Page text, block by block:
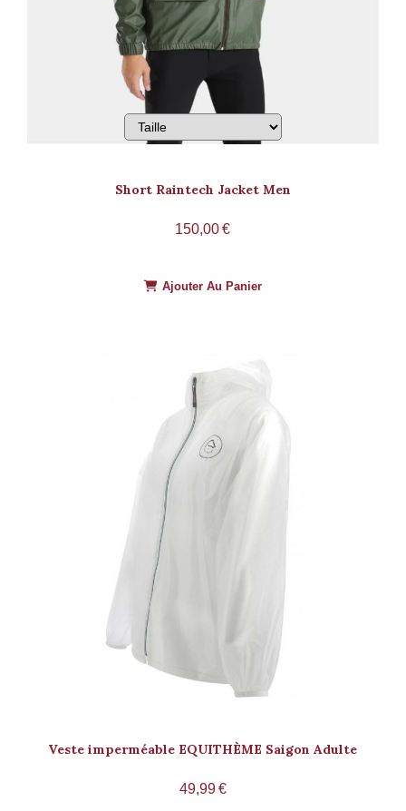
Short Raintech Jacket Men
150,00€
Ajouter Au Panier
Veste imperméable EQUITHÈME Saigon Adulte
49,99€